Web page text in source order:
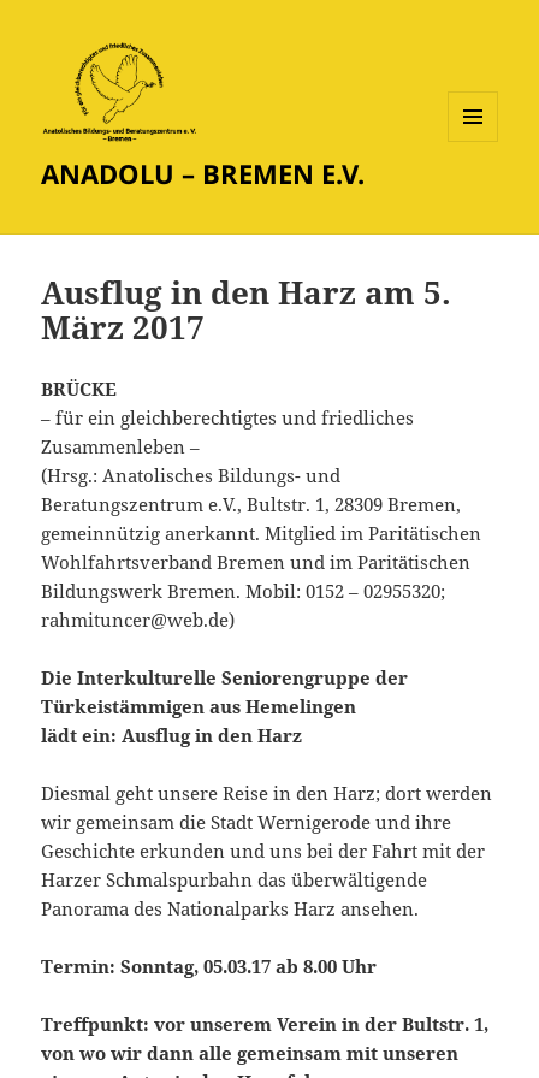
ANADOLU – BREMEN E.V.
Ausflug in den Harz am 5.
März 2017
BRÜCKE
– für ein gleichberechtigtes und friedliches
Zusammenleben –
(Hrsg.: Anatolisches Bildungs- und
Beratungszentrum e.V., Bultstr. 1, 28309 Bremen,
gemeinnützig anerkannt. Mitglied im Paritätischen
Wohlfahrtsverband Bremen und im Paritätischen
Bildungswerk Bremen. Mobil: 0152 – 02955320;
rahmituncer@web.de)
Die Interkulturelle Seniorengruppeder
Türkeistämmigen aus Hemelingen
lädt ein: Ausflug in den Harz
Diesmal geht unsere Reise in den Harz; dort werden
wir gemeinsam die Stadt Wernigerode und ihre
Geschichte erkunden und uns bei der Fahrt mit der
Harzer Schmalspurbahn das überwältigende
Panorama des Nationalparks Harz ansehen.
Termin: Sonntag, 05.03.17 ab 8.00 Uhr
Treffpunkt: vor unserem Verein in der Bultstr. 1,
von wo wir dann alle gemeinsam mit unseren